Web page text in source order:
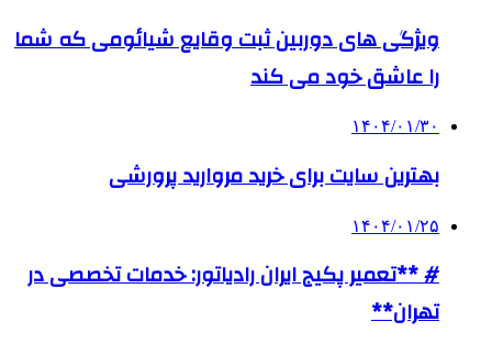
ویژگی های دوربین ثبت وقایع شیائومی که شما
را عاشق خود می کند
۱۴۰۴/۰۱/۳۰
بهترین سایت برای خرید مروارید پرورشی
۱۴۰۴/۰۱/۲۵
# **تعمیر پکیج ایران رادیاتور: خدمات تخصصی در
تهران**